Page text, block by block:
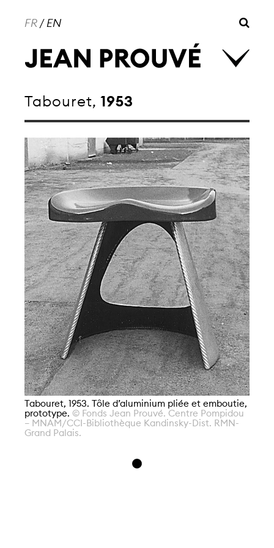
FR/EN
Tabouret, 1953
Tabouret, 1953. Tôle d’aluminium pliée et emboutie,
prototype. © Fonds Jean Prouvé. Centre Pompidou
– MNAM/CCI-Bibliothèque Kandinsky-Dist. RMN-
Grand Palais.